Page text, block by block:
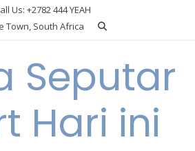
Us: +2782 444 YEAH
Town, South Africa
Seputar
Hari ini